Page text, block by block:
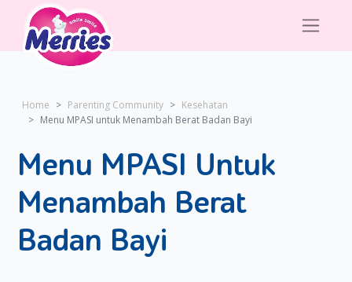
Home Parenting Community
Kesehatan
Menu MPASI untuk Menambah Berat Badan Bayi
Menu MPASI Untuk
Menambah Berat
Badan Bayi